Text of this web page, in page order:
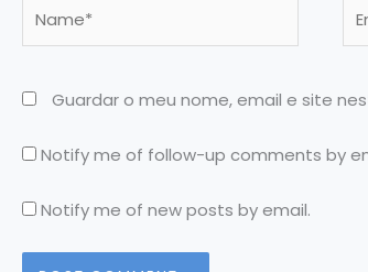
Guardar o meu nome, email e site
Notify me of follow-up comments by
Notify me of new posts by email.